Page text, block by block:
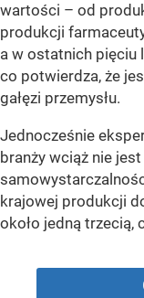
wartości – od
produkcji
a w ostatnich pięciu
co potwierdza, że
gałęzi przemysłu.
Jednocześnie
branży wciąż nie
krajowej produkcji
około jedną trzecią,